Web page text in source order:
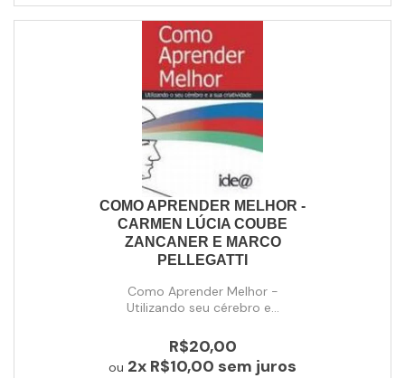
COMO APRENDER MELHOR -
CARMEN LÚCIA COUBE
ZANCANER E MARCO
PELLEGATTI
Como Aprender Melhor -
Utilizando seu cérebro e...
R$20,00
ou 2x R$10,00 sem juros